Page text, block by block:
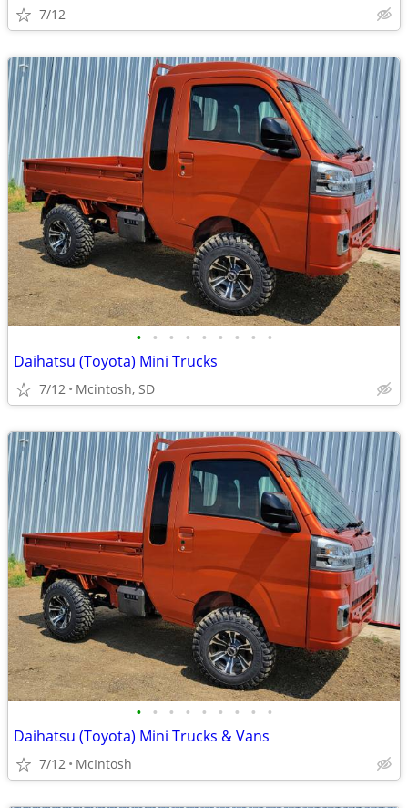
7/12
• • • • • • • • •
Daihatsu (Toyota) Mini Trucks
7/12 Mcintosh, SD
• • • • • • • • •
Daihatsu (Toyota) Mini Trucks & Vans
7/12 McIntosh